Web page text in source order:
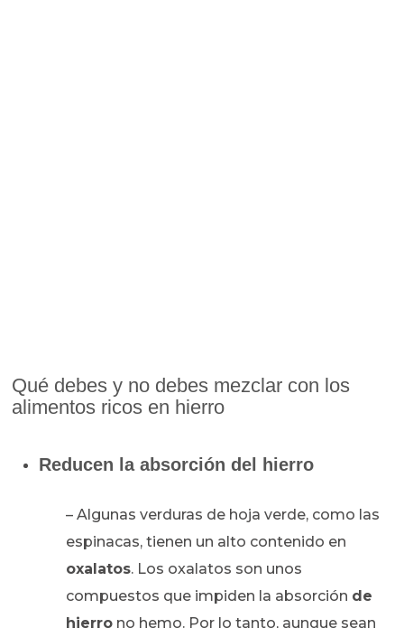
Qué debes y no debes mezclar con los
alimentos ricos en hierro
Reducen la absorción del hierro
– Algunas verduras de hoja verde, como las
espinacas, tienen un alto contenido en
oxalatos. Los oxalatos son unos
compuestos que impiden la absorción de
hierro no hemo. Por lo tanto, aunque sean